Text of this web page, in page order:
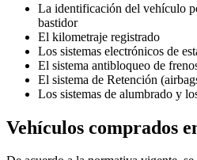
La identificación del vehículo
bastidor
El kilometraje registrado
Los sistemas electrónicos de
El sistema antibloqueo de
El sistema de Retención
Los sistemas de alumbrado y
Vehículos comprados